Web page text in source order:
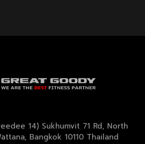
14) Sukhumvit 71 Rd, North
Bangkok 10110 Thailand